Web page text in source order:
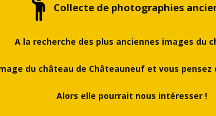
Collecte de photographies
A la recherche des plus anciennes images du
du château de Châteauneuf et vous pensez
Alors elle pourrait nous intéresser !